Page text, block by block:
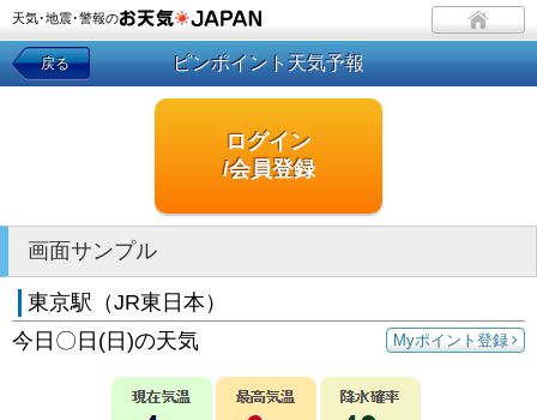
天気･地震･警報の
戻る ピンポイント天気予報
ログイン
/会員登録
画面サンプル
東京駅（JR東日本）
Myポイント登録
今日〇日(日)の天気